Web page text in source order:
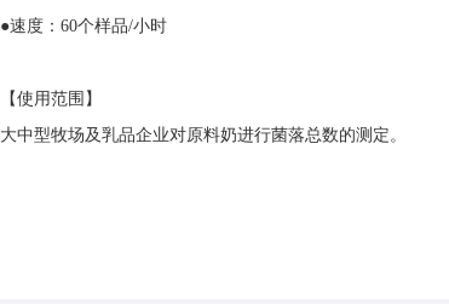
●速度：60个样品/小时
【使用范围】
大中型牧场及乳品企业对原料奶进行菌落总数的测定。